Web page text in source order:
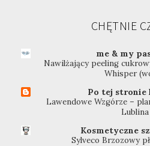
CHĘTNIE
me & my
Nawilżający peeling
Whisper
Po tej stronie
Lawendowe Wzgórze –
Lublina
Kosmetyczne
Sylveco Brzozowy